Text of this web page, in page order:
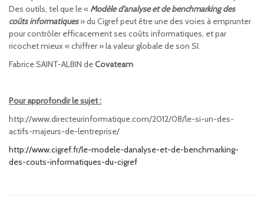
Des outils, tel que le «Modèle d’analyse et de benchmarking des
coûts informatiques» du Cigref peut être une des voies à emprunter
pour contrôler efficacement ses coûts informatiques, et par
ricochet mieux « chiffrer » la valeur globale de son SI.
Fabrice SAINT-ALBIN deCovateam
Pour approfondir le sujet :
http://www.directeurinformatique.com/2012/08/le-si-un-des-
actifs-majeurs-de-lentreprise/
http://www.cigref.fr/le-modele-danalyse-et-de-benchmarking-
des-couts-informatiques-du-cigref